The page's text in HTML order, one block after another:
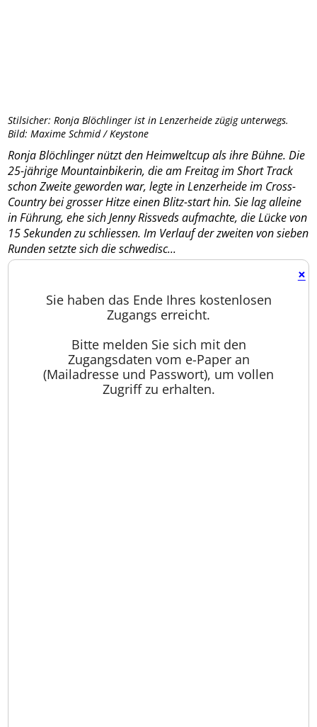
Stilsicher: Ronja Blöchlinger ist in Lenzerheide zügig unterwegs.
Bild: Maxime Schmid / Keystone
Ronja Blöchlinger nützt den Heimweltcup als ihre Bühne. Die
25-jährige Mountainbikerin, die am Freitag im Short Track
schon Zweite geworden war, legte in Lenzerheide im Cross-
Country bei grosser Hitze einen Blitz-start hin. Sie lag alleine
in Führung, ehe sich Jenny Rissveds aufmachte, die Lücke von
15 Sekunden zu schliessen. Im Verlauf der zweiten von sieben
Runden setzte sich die schwedisc...
×
Sie haben das Ende Ihres kostenlosen
Zugangs erreicht.
Bitte melden Sie sich mit den
Zugangsdaten vom e-Paper an
(Mailadresse und Passwort), um vollen
Zugriff zu erhalten.